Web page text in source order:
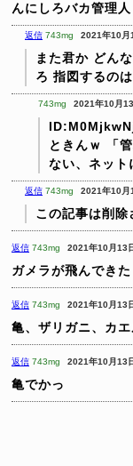
んにしろバカ管理人
返信 743mg 2021年10月
また君か どん
ろ 指図するの
743mg 2021年10月
ときんｗ
「
ない、ネット
返信 743mg 2021年10月
この記事は削除
返信 743mg 2021年10月13
ガメラが飛んできた
返信 743mg 2021年10月13
亀、ザリガニ、カ
返信 743mg 2021年10月13
亀でかっ